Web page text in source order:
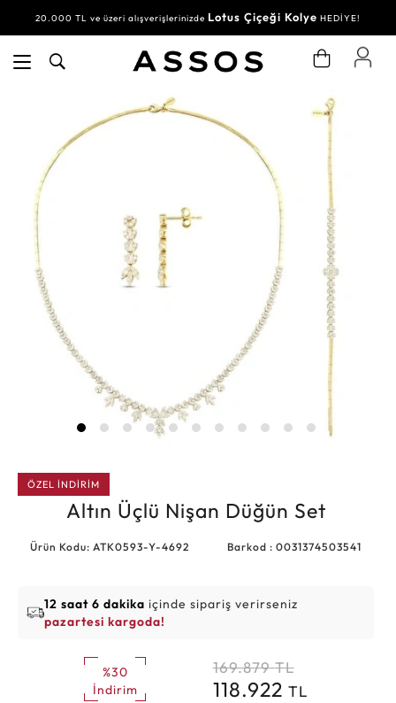
20.000 TL ve üzeri alışverişlerinizde Lotus Çiçeği Kolye HEDİYE!
ÖZEL İNDİRİM
Altın Üçlü Nişan Düğün Set
Ürün Kodu: ATK0593-Y-4692 Barkod : 0031374503541
12 saat 6 dakika içinde sipariş verirseniz
pazartesi kargoda!
%30
İndirim
169.879 TL
118.922 TL